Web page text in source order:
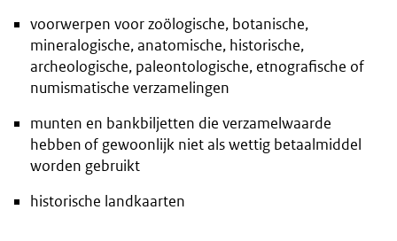
voorwerpen voor zoölogische, botanische,
mineralogische, anatomische, historische,
archeologische, paleontologische, etnografische of
numismatische verzamelingen
munten en bankbiljetten die verzamelwaarde
hebben of gewoonlijk niet als wettig betaalmiddel
worden gebruikt
historische landkaarten